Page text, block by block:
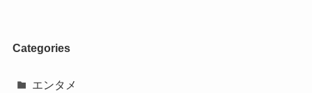
Categories
エンタメ